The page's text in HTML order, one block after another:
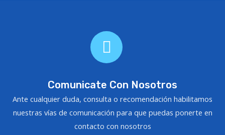
Comunicate Con Nosotros
Ante cualquier duda, consulta o recomendación habilitamos
nuestras vías de comunicación para que puedas ponerte en
contacto con nosotros